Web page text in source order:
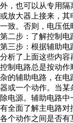
外，也可以从专用隔
或放大器上接来，其
一致。否则，电压低
第二步：了解控制电
第三步：根据辅助电
分析了上面这些内容
控制电路总是按动作
杂的辅助电路，在电
器或一个动作。当某
除电源。辅助电路
有全面了解主电路对
各个动作之间是否有